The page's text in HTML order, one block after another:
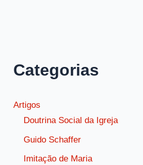
amor
Categorias
Artigos
Doutrina Social da Igreja
Guido Schaffer
Imitação de Maria